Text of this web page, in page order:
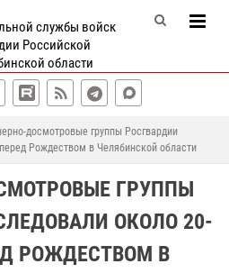
службы войск
Российской
области
досмотровые группы Росгвардии
Рождеством в Челябинской области
ГРУППЫ
ОКОЛО 20-
РОЖДЕСТВОМ В